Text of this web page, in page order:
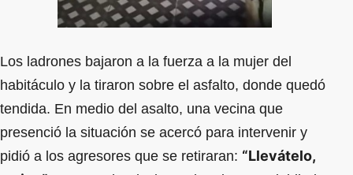
Los ladrones bajaron a la fuerza a la mujer del
habitáculo y la tiraron sobre el asfalto, donde quedó
tendida. En medio del asalto, una vecina que
presenció la situación se acercó para intervenir y
pidió a los agresores que se retiraran: “Llevátelo,